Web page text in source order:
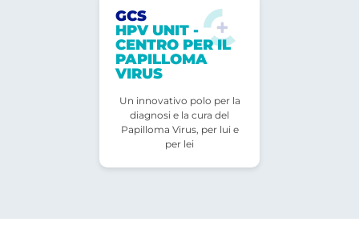
GCS
HPV UNIT -
CENTRO PER IL
PAPILLOMA
VIRUS
Un innovativo polo per la
diagnosi e la cura del
Papilloma Virus, per lui e
per lei